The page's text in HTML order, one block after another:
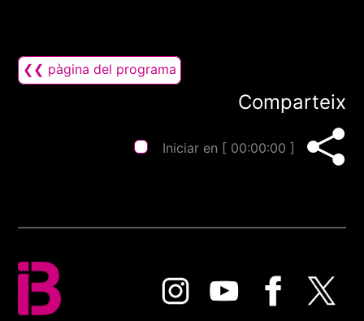
❮❮ pàgina del programa
Comparteix
Iniciar en [ 00:00:00 ]